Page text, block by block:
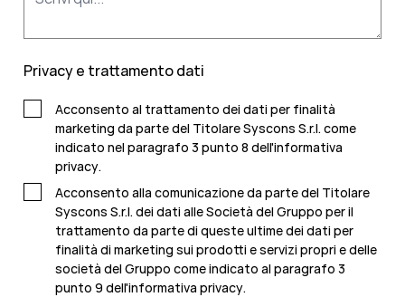
Privacy e trattamento dati
Acconsento al trattamento dei dati per finalità
marketing da parte del Titolare Syscons S.r.l. come
indicato nel paragrafo 3 punto 8 dell'informativa
privacy.
Acconsento alla comunicazione da parte del Titolare
Syscons S.r.l. dei dati alle Società del Gruppo per il
trattamento da parte di queste ultime dei dati per
finalità di marketing sui prodotti e servizi propri e delle
società del Gruppo come indicato al paragrafo 3
punto 9 dell'informativa privacy.